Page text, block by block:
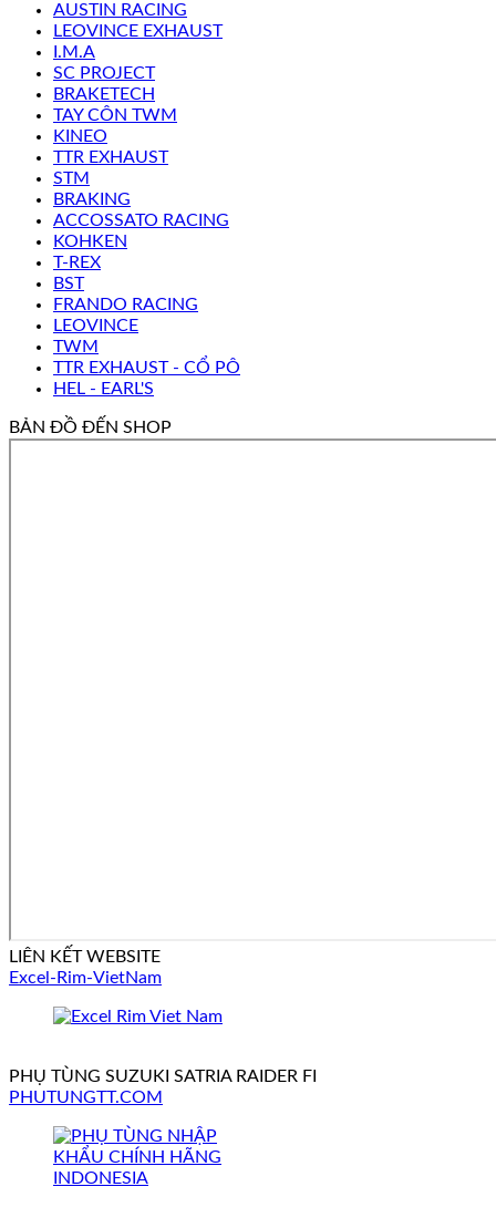
AUSTIN RACING
LEOVINCE EXHAUST
I.M.A
SC PROJECT
BRAKETECH
TAY CÔN TWM
KINEO
TTR EXHAUST
STM
BRAKING
ACCOSSATO RACING
KOHKEN
T-REX
BST
FRANDO RACING
LEOVINCE
TWM
TTR EXHAUST - CỔ PÔ
HEL - EARL'S
BẢN ĐỒ ĐẾN SHOP
LIÊN KẾT WEBSITE
Excel-Rim-VietNam
PHỤ TÙNG SUZUKI SATRIA RAIDER FI
PHUTUNGTT.COM